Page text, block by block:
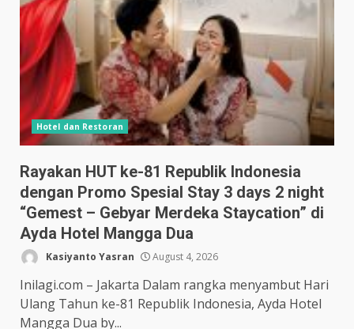
Hotel dan Restoran
Rayakan HUT ke-81 Republik Indonesia
dengan Promo Spesial Stay 3 days 2 night
“Gemest – Gebyar Merdeka Staycation” di
Ayda Hotel Mangga Dua
Kasiyanto Yasran August 4, 2026
Inilagi.com – Jakarta Dalam rangka menyambut Hari
Ulang Tahun ke-81 Republik Indonesia, Ayda Hotel
Mangga Dua by...